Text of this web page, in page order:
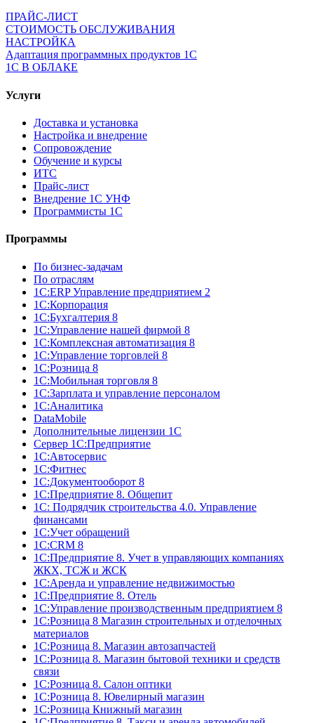
ПРАЙС-ЛИСТ
СТОИМОСТЬ ОБСЛУЖИВАНИЯ
НАСТРОЙКА
Адаптация программных продуктов 1С
1С В ОБЛАКЕ
Услуги
Доставка и установка
Настройка и внедрение
Сопровождение
Обучение и курсы
ИТС
Прайс-лист
Внедрение 1С УНФ
Программисты 1С
Программы
По бизнес-задачам
По отраслям
1C:ERP Управление предприятием 2
1С:Корпорация
1С:Бухгалтерия 8
1С:Управление нашей фирмой 8
1С:Комплексная автоматизация 8
1С:Управление торговлей 8
1С:Розница 8
1С:Мобильная торговля 8
1С:Зарплата и управление персоналом
1С:Аналитика
DataMobile
Дополнительные лицензии 1С
Сервер 1С:Предприятие
1С:Автосервис
1С:Фитнес
1С:Документооборот 8
1С:Предприятие 8. Общепит
1С: Подрядчик строительства 4.0. Управление
финансами
1С:Учет обращений
1C:CRM 8
1С:Предприятие 8. Учет в управляющих компаниях
ЖКХ, ТСЖ и ЖСК
1С:Аренда и управление недвижимостью
1С:Предприятие 8. Отель
1C:Управление производственным предприятием 8
1С:Розница 8 Магазин строительных и отделочных
материалов
1С:Розница 8. Магазин автозапчастей
1С:Розница 8. Магазин бытовой техники и средств
связи
1С:Розница 8. Салон оптики
1С:Розница 8. Ювелирный магазин
1С:Розница Книжный магазин